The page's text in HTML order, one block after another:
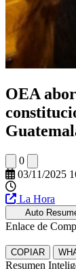
OEA
0
03/11/2025
La Hora
Auto
Enlace de
COPIAR
Resumen